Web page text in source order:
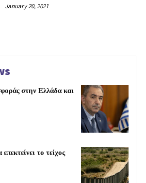
January 20, 2021
στην Ελλάδα και
το τείχος